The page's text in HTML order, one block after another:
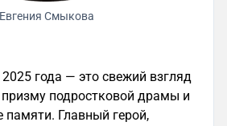
Евгения Смыкова
года — это свежий взгляд
призму подростковой драмы и
памяти. Главный герой,